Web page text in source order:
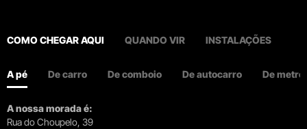
COMO CHEGAR AQUI QUANDO VIR INSTALAÇÕES
A pé De carro De comboio De autocarro De metro
A nossa morada é:
Rua do Choupelo, 39